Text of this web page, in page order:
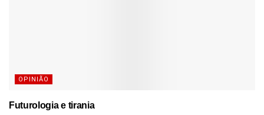
OPINIÃO
Futurologia e tirania